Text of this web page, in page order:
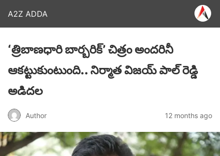
A2Z ADDA
‘త్రిబాణధారి బార్బరిక్’ చిత్రం అందరినీ
ఆకట్టుకుంటుంది.. నిర్మాత విజయ్ పాల్ రెడ్డి
అడిదల
Author 12 months ago